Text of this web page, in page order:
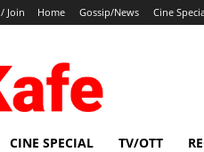
Join Home Gossip/News Cine
CINE SPECIAL TV/OTT